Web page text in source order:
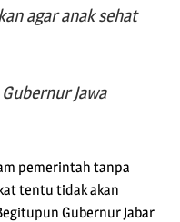
agar anak sehat
Jawa
pemerintah tanpa
tentu tidak akan
Gubernur Jabar